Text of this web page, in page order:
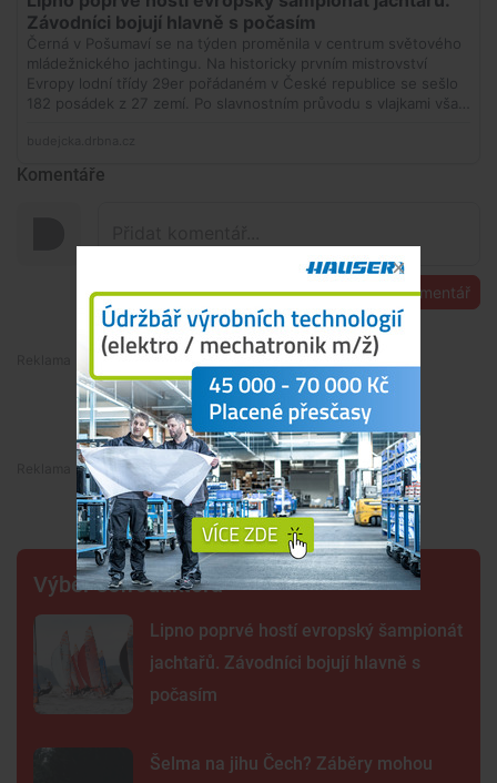
Komentáře
Přidat komentář
Premium
Premium
Výběr šéfredaktora
Lipno poprvé hostí evropský šampionát
jachtařů. Závodníci bojují hlavně s
počasím
Šelma na jihu Čech? Záběry mohou